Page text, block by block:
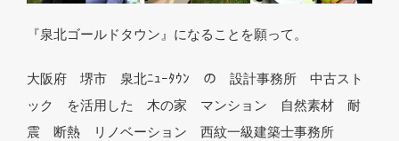
『泉北ゴールドタウン』になることを願って。
大阪府 堺市 泉北ﾆｭｰﾀｳﾝ の 設計事務所 中古スト
ック を活用した 木の家 マンション 自然素材 耐
震 断熱 リノベーション 西紋一級建築士事務所